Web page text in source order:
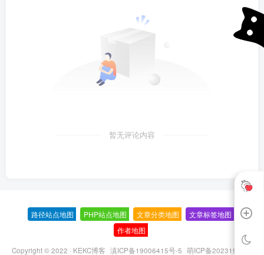
暂无评论内容
路径站点地图 PHP站点地图 文章分类地图 文章标签地图
作者地图
Copyright © 2022 · KEKC博客 滇ICP备19006415号-5 萌ICP备20231995号